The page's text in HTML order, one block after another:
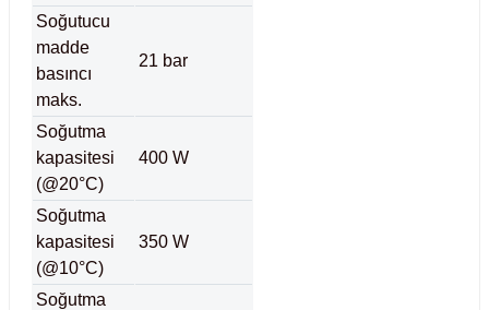
Buz Yapma Makineleri
Bulaşık Yıkama Makineleri
Öğütücü ve Mikserler
Krozeler
Küvetleri
Soğutucu
madde
basıncı
maks.
21 bar
Soğutma
kapasitesi
(@20°C)
400 W
Soğutma
kapasitesi
(@10°C)
350 W
Soğutma